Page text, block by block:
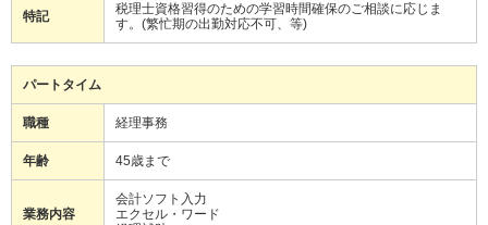
特記
税理士資格習得のための学習時間確保のご相談に応じま
す。(繁忙期の出勤対応不可、等)
パートタイム
職種 経理事務
年齢 45歳まで
業務内容
会計ソフト入力
エクセル・ワード